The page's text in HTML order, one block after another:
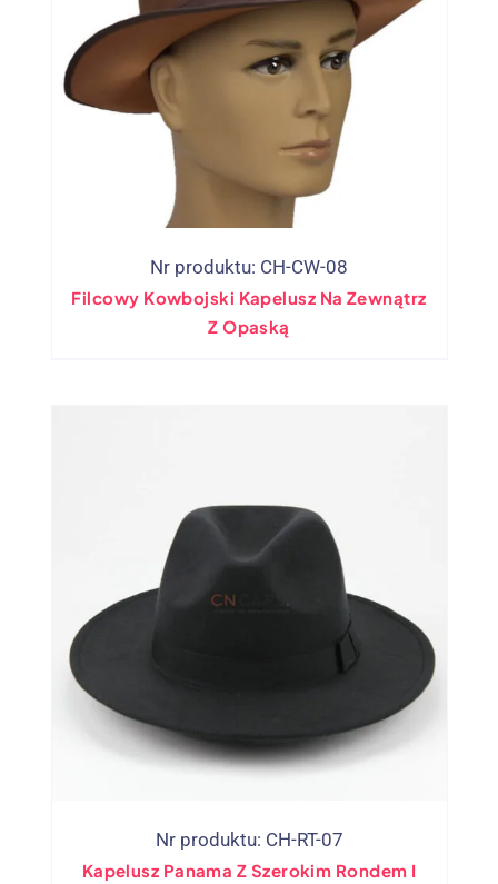
Nr produktu: CH-CW-08
Filcowy Kowbojski Kapelusz Na Zewnątrz
Z Opaską
Nr produktu: CH-RT-07
Kapelusz Panama Z Szerokim Rondem I